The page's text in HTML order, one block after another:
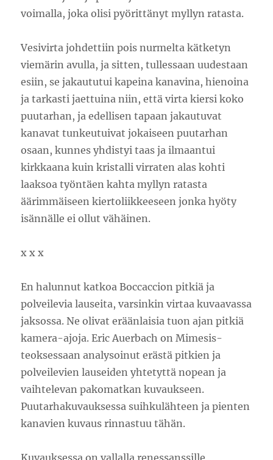
voimalla, joka olisi pyörittänyt myllyn ratasta.
Vesivirta johdettiin pois nurmelta kätketyn
viemärin avulla, ja sitten, tullessaan uudestaan
esiin, se jakaututui kapeina kanavina, hienoina
ja tarkasti jaettuina niin, että virta kiersi koko
puutarhan, ja edellisen tapaan jakautuvat
kanavat tunkeutuivat jokaiseen puutarhan
osaan, kunnes yhdistyi taas ja ilmaantui
kirkkaana kuin kristalli virraten alas kohti
laaksoa työntäen kahta myllyn ratasta
äärimmäiseen kiertoliikkeeseen jonka hyöty
isännälle ei ollut vähäinen.
x x x
En halunnut katkoa Boccaccion pitkiä ja
polveilevia lauseita, varsinkin virtaa kuvaavassa
jaksossa. Ne olivat eräänlaisia tuon ajan pitkiä
kamera-ajoja. Eric Auerbach on Mimesis-
teoksessaan analysoinut erästä pitkien ja
polveilevien lauseiden yhtetyttä nopean ja
vaihtelevan pakomatkan kuvaukseen.
Puutarhakuvauksessa suihkulähteen ja pienten
kanavien kuvaus rinnastuu tähän.